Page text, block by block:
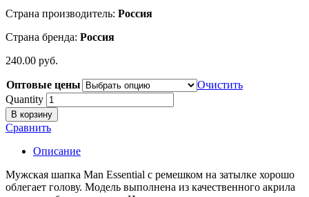
Страна производитель: Россия
Страна бренда: Россия
240.00 руб.
Оптовые цены
Очистить
Quantity
В корзину
Сравнить
Описание
Мужская шапка Man Essential с ремешком на затылке хорошо
облегает голову. Модель выполнена из качественного акрила